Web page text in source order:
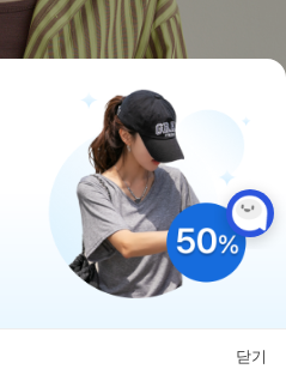
닫기
마이페이지